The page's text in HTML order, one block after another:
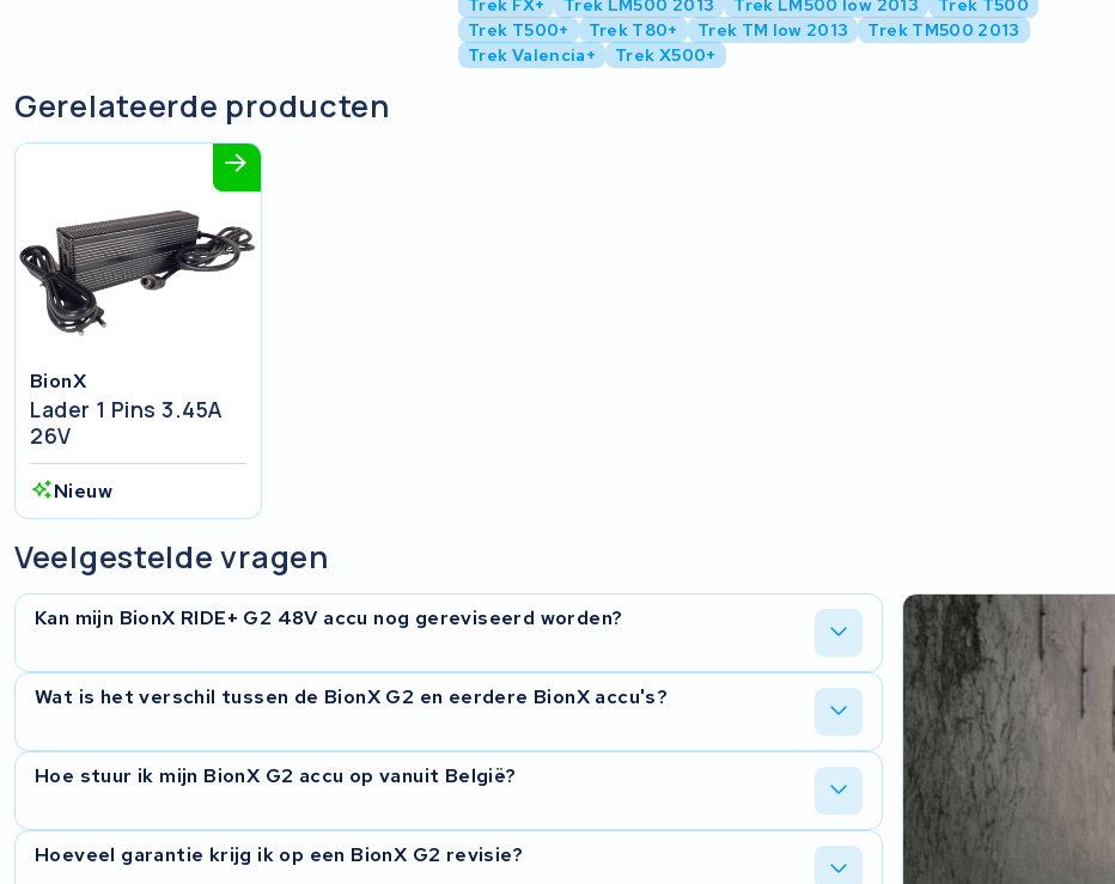
Trek FX+ Trek LM500 2013 Trek LM500 low 2013
Trek T500
Trek T500+
Trek T80+ Trek TM low 2013
Trek TM500 2013
Trek Valencia+
Trek X500+
Gerelateerde producten
BionX
Lader 1 Pins 3.45A
26V
Nieuw
Veelgestelde vragen
Kan mijn BionX RIDE+ G2 48V accu nog gereviseerd worden?
In de meeste gevallen wel. We openen de behuizing, meten elke celgroep en testen het BMS. Zijn
de cellen versleten maar is de elektronica intact, dan plaatsen we nieuwe cellen. Na de diagnose
krijg je een prijsopgave voordat we beginnen.
Wat is het verschil tussen de BionX G2 en eerdere BionX accu's?
De G2 werkt op 48V in plaats van 36V of 40,7V bij eerdere modellen. Dat betekent meer
rekening mee en gebruiken we cellen die passen bij de 48V-specificatie.
Hoe stuur ik mijn BionX G2 accu op vanuit België?
Na aanmelding ontvang je een gratis verzendlabel. Verpak de accu stevig, bij voorkeur in de
originele doos. Lever het pakket in bij het opgegeven afhaalpunt. De retourzending na revisie is ook
Hoeveel garantie krijg ik op een BionX G2 revisie?